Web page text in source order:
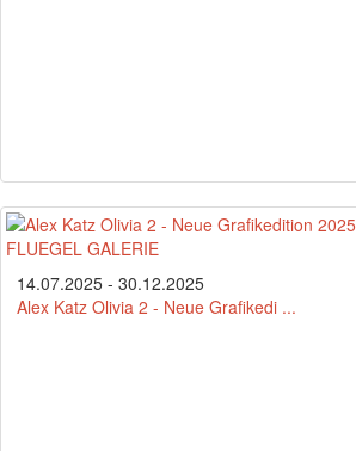
14.07.2025 - 30.12.2025
Alex Katz Olivia 2 - Neue Grafikedi ...